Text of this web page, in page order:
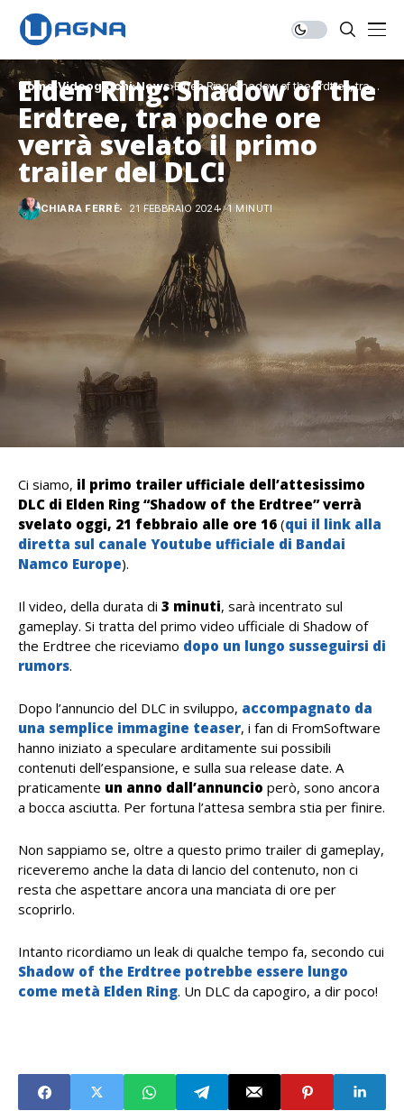
Home Videogiochi News Elden Ring: Shadow of the Erdtree, tra
poche ore verrà svelato il primo trailer del
DLC!
Elden Ring: Shadow of the
Erdtree, tra poche ore
verrà svelato il primo
trailer del DLC!
CHIARA FERRÈ 21 FEBBRAIO 2024 1 MINUTI
Ci siamo, il primo trailer ufficiale dell’attesissimo
DLC di Elden Ring “Shadow of the Erdtree” verrà
svelato oggi, 21 febbraio alle ore 16 (qui il link alla
diretta sul canale Youtube ufficiale di Bandai
Namco Europe).
Il video, della durata di 3 minuti, sarà incentrato sul
gameplay. Si tratta del primo video ufficiale di Shadow of
the Erdtree che riceviamo dopo un lungo susseguirsi di
rumors.
Dopo l’annuncio del DLC in sviluppo, accompagnato da
una semplice immagine teaser, i fan di FromSoftware
hanno iniziato a speculare arditamente sui possibili
contenuti dell’espansione, e sulla sua release date. A
praticamente un anno dall’annuncio però, sono ancora
a bocca asciutta. Per fortuna l’attesa sembra stia per finire.
Non sappiamo se, oltre a questo primo trailer di gameplay,
riceveremo anche la data di lancio del contenuto, non ci
resta che aspettare ancora una manciata di ore per
scoprirlo.
Intanto ricordiamo un leak di qualche tempo fa, secondo cui
Shadow of the Erdtree potrebbe essere lungo
come metà Elden Ring. Un DLC da capogiro, a dir poco!